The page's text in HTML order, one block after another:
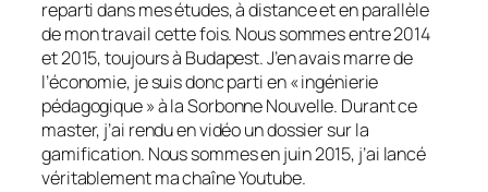
reparti dans mes études, à distance et en parallèle
de mon travail cette fois. Nous sommes entre 2014
et 2015, toujours à Budapest. J’en avais marre de
l’économie, je suis donc parti en « ingénierie
pédagogique » à la Sorbonne Nouvelle. Durant ce
master, j’ai rendu en vidéo un dossier sur la
gamification. Nous sommes en juin 2015, j’ai lancé
véritablement ma chaîne Youtube.